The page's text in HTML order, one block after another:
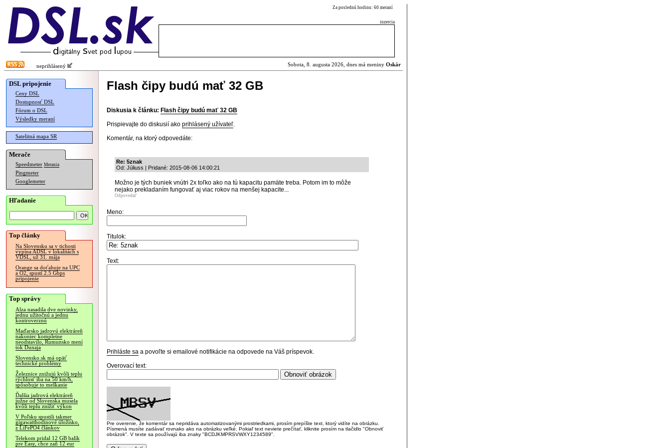
Za poslednú hodinu: 60 meraní
inzercia
neprihlásený Sobota, 8. augusta 2026, dnes má meniny Oskár
DSL pripojenie
Ceny DSL
Dostupnosť DSL
Fórum o DSL
Výsledky meraní
Satelitná mapa SR
Merače
Speedmeter Merania
Pingmeter
Googlemeter
Hľadanie
Top články
Na Slovensku sa v tichosti
vypína ADSL v lokalitách s
VDSL, už 31. mája
Orange sa doťahuje na UPC
a O2, spustí 2.5 Gbps
pripojenie
Top správy
Alza nasadila dve novinky,
jednu užitočnú a jednu
kontroverznú
Maďarsko jadrovú elektráreň
nakoniec kompletne
neodstavilo, Rumunsko mení
tok Dunaja
Slovensko.sk má opäť
technické problémy
Železnice znižujú kvôli teplu
rýchlosť iba na 50 km/h,
spôsobuje to meškanie
Ďalšia jadrová elektráreň
južne od Slovenska musela
kvôli teplu znížiť výkon
V Poľsku spustili takmer
gigawatthodinové úložisko,
z LiFePO4 článkov
Telekom pridal 12 GB balík
pre Easy, chce zaň 12 eur
Flash čipy budú mať 32 GB
Diskusia k článku: Flash čipy budú mať 32 GB
Prispievajte do diskusií ako prihlásený užívateľ.
Komentár, na ktorý odpovedáte:
Re: 5znak
Od: Júliuss | Pridané: 2015-08-06 14:00:21
Možno je tých buniek vnútri 2x toľko ako na tú kapacitu pamäte treba. Potom im to môže
nejako prekladaním fungovať aj viac rokov na menšej kapacite...
Odpovedať
Meno:
Titulok:
Text:
Prihláste sa a povoľte si emailové notifikácie na odpovede na Váš príspevok.
Overovací text:
Pre overenie, že komentár sa nepridáva automatizovanými prostriedkami, prosím prepíšte text, ktorý vidíte na obrázku.
Písmená musíte zadávať rovnako ako na obrázku veľké. Pokiaľ text neviete prečítať, kliknite prosím na tlačidlo "Obnoviť
obrázok". V texte sa používajú iba znaky "BCDJKMPRSVWXY1234589".